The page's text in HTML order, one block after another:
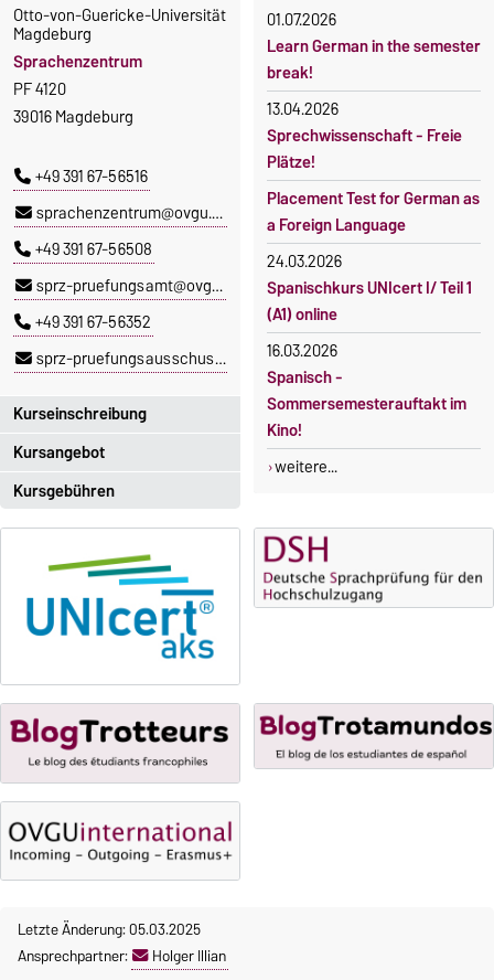
Kurseinschreibung
Einschreibezeitraum:
5. Oktober 2026, 9.00 Uhr bis
23. Oktober 2026, 18 Uhr
OVGU-Account
Die Kurse beginnen ab dem 12.
Oktober 2026.
Kursteilnahme nur nach
fristgerechter Online-
Anmeldung
Otto-von-Guericke-Universität
Magdeburg
Sprachenzentrum
PF 4120
39016 Magdeburg
+49 391 67-56516
sprachenzentrum@ovgu.de
+49 391 67-56508
sprz-pruefungsamt@ovgu.de
+49 391 67-56352
sprz-pruefungsausschuss@ovgu.de
Kursangebot
Das aktuelle Kursprogramm
des SPRZ finden Sie hier.
Kursgebühren
Sprachkurse sind i. d. R.
gebührenpflichtig.
Gebühren
Gebührenrückerstattung
Gebührenbefreiung bei
Incomings
01.07.2026
Learn German in the semester
break!
13.04.2026
Sprechwissenschaft - Freie
Plätze!
Placement Test for German as
a Foreign Language
24.03.2026
Spanischkurs UNIcert I/ Teil 1
(A1) online
16.03.2026
Spanisch -
Sommersemesterauftakt im
Kino!
weitere...
Letzte Änderung: 05.03.2025
Ansprechpartner:
Holger Illian